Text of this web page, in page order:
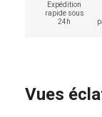
Expédition
rapide sous
24h
Vues